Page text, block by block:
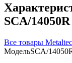
SCA/14050R
Все товары
МодельSCA/